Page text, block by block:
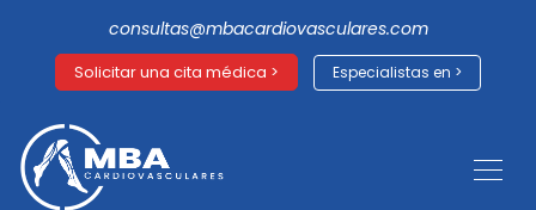
consultas@mbacardiovasculares.com
Solicitar una cita médica > Especialistas en >